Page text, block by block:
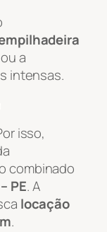
a
intensas.
isso,
combinado
PE. A
locação
.